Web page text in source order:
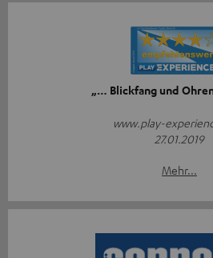
„… Blickfang und
www.play-
27.01.2019
Mehr...